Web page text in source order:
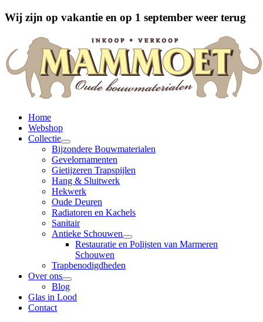
Wij zijn op vakantie en op 1 september weer terug
Home
Webshop
Collectie
Bijzondere Bouwmaterialen
Gevelornamenten
Gietijzeren Trapspijlen
Hang & Sluitwerk
Hekwerk
Oude Deuren
Radiatoren en Kachels
Sanitair
Antieke Schouwen
Restauratie en Polijsten van Marmeren
Schouwen
Trapbenodigdheden
Over ons
Blog
Glas in Lood
Contact